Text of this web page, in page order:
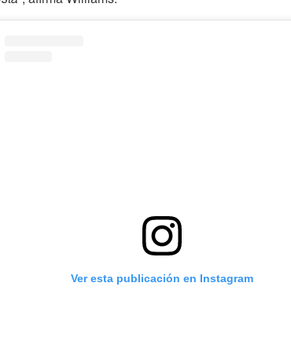
Ver esta publicación en Instagram